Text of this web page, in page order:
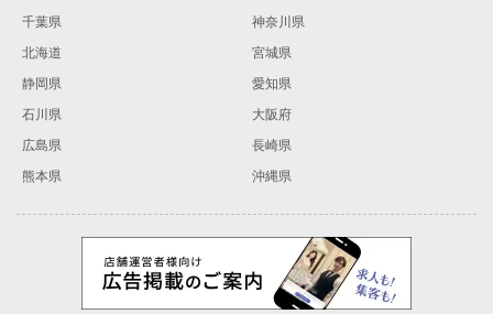
千葉県
神奈川県
北海道
宮城県
静岡県
愛知県
石川県
大阪府
広島県
長崎県
熊本県
沖縄県